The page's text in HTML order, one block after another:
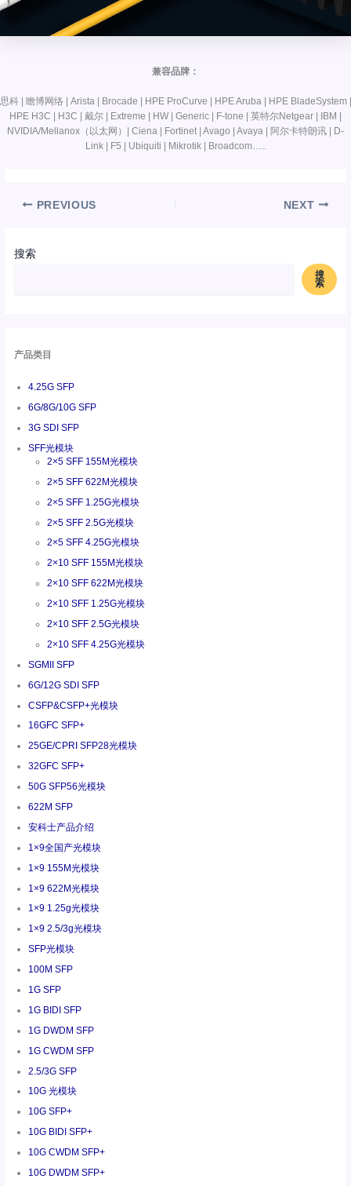
搜索
搜
索
产品类目
4.25G SFP
6G/8G/10G SFP
3G SDI SFP
SFF光模块
2×5 SFF 155M光模块
2×5 SFF 622M光模块
2×5 SFF 1.25G光模块
2×5 SFF 2.5G光模块
2×5 SFF 4.25G光模块
2×10 SFF 155M光模块
2×10 SFF 622M光模块
2×10 SFF 1.25G光模块
2×10 SFF 2.5G光模块
2×10 SFF 4.25G光模块
SGMII SFP
6G/12G SDI SFP
CSFP&CSFP+光模块
16GFC SFP+
25GE/CPRI SFP28光模块
32GFC SFP+
50G SFP56光模块
622M SFP
安科士产品介绍
1×9全国产光模块
1×9 155M光模块
1×9 622M光模块
1×9 1.25g光模块
1×9 2.5/3g光模块
SFP光模块
100M SFP
1G SFP
1G BIDI SFP
1G DWDM SFP
1G CWDM SFP
2.5/3G SFP
10G 光模块
10G SFP+
10G BIDI SFP+
10G CWDM SFP+
10G DWDM SFP+
兼容品牌：
思科 | 瞻博网络 | Arista | Brocade | HPE ProCurve | HPE Aruba | HPE BladeSystem |
HPE H3C | H3C | 戴尔 | Extreme | HW | Generic | F-tone | 英特尔Netgear | IBM |
NVIDIA/Mellanox（以太网）| Ciena | Fortinet | Avago | Avaya | 阿尔卡特朗讯 | D-
Link | F5 | Ubiquiti | Mikrotik | Broadcom…..
PREVIOUS NEXT